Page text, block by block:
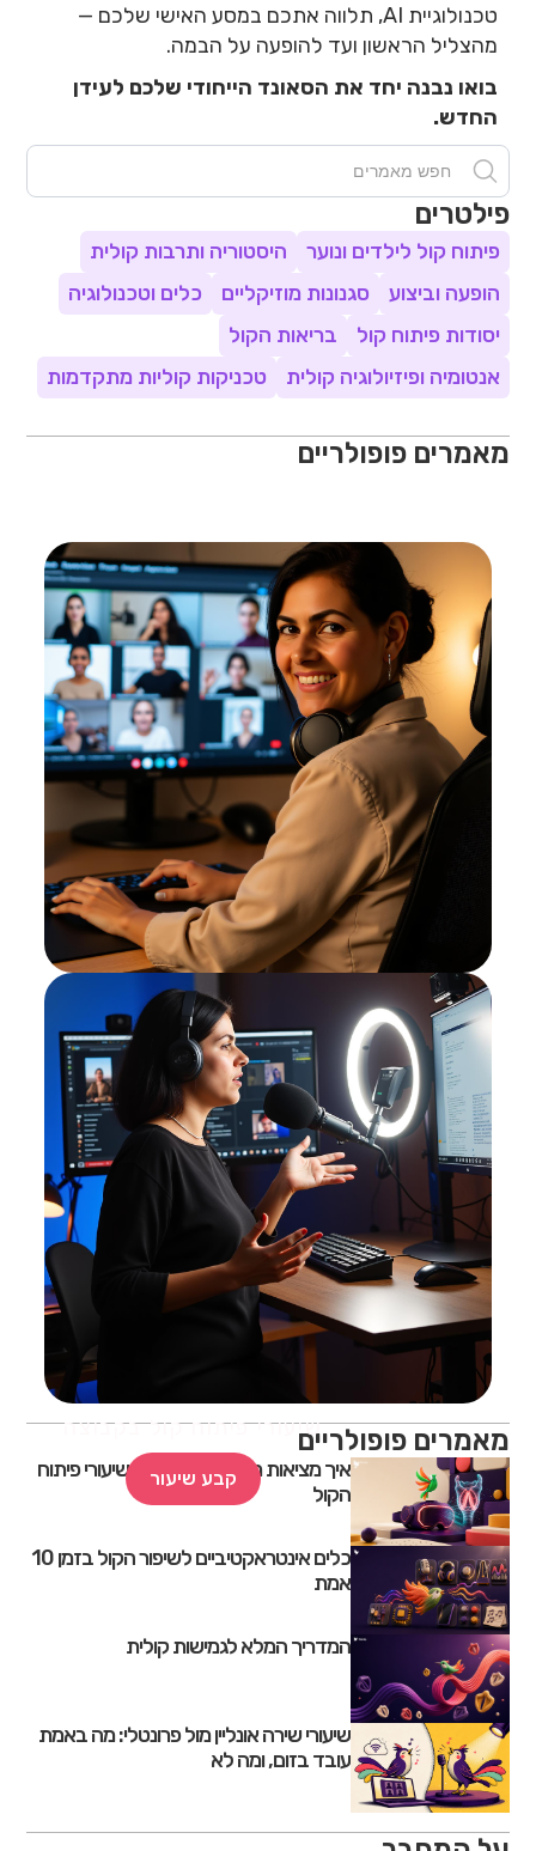
פילטרים
היסטוריה ותרבות קולית
פיתוח קול לילדים ונוער
כלים וטכנולוגיה
סגנונות מוזיקליים
הופעה וביצוע
בריאות הקול
יסודות פיתוח קול
טכניקות קוליות מתקדמות
אנטומיה ופיזיולוגיה קולית
מאמרים פופולריים
שיעורי פיתוח קול בקבוצה
קבע שיעור
שיעורי פיתוח קול בקבוצה
קבע שיעור
מאמרים פופולריים
איך מציאות מדומה משנה את שיעורי פיתוח
הקול
10 כלים אינטראקטיביים לשיפור הקול בזמן
אמת
המדריך המלא לגמישות קולית
שיעורי שירה אונליין מול פרונטלי: מה באמת
עובד בזום, ומה לא
טכנולוגיית AI, תלווה אתכם במסע האישי שלכם —
מהצליל הראשון ועד להופעה על הבמה.
בואו נבנה יחד את הסאונד הייחודי שלכם לעידן
החדש.